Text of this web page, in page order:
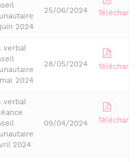
2024
25/06/2024
verbal
2024
28/05/2024
verbal
2024
09/04/2024